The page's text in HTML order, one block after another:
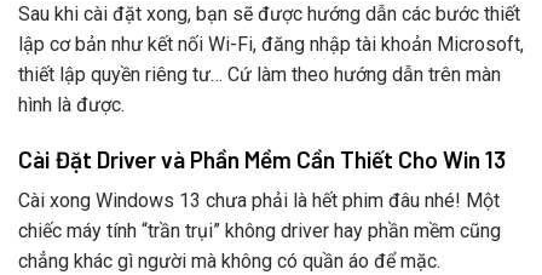
Sau khi cài đặt xong, bạn sẽ được hướng dẫn các bước thiết
lập cơ bản như kết nối Wi-Fi, đăng nhập tài khoản Microsoft,
thiết lập quyền riêng tư… Cứ làm theo hướng dẫn trên màn
hình là được.
Cài Đặt Driver và Phần Mềm Cần Thiết Cho Win 13
Cài xong Windows 13 chưa phải là hết phim đâu nhé! Một
chiếc máy tính “trần trụi” không driver hay phần mềm cũng
chẳng khác gì người mà không có quần áo để mặc.